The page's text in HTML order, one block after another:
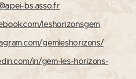
bs.asso.fr
leshorizonsgem
gemleshorizons/
in/gem-les-horizons-